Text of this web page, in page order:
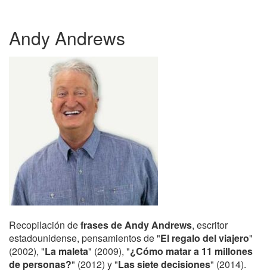
Andy Andrews
Recopilación defrases de Andy Andrews, escritor
estadounidense, pensamientos de "El regalo del viajero"
(2002), "La maleta" (2009), "¿Cómo matar a 11 millones
de personas?" (2012) y "Las siete decisiones" (2014).